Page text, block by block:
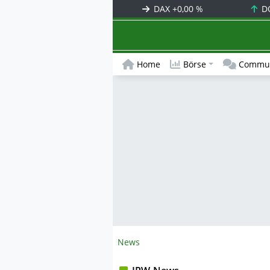
DAX +0,00 %
Home Börse
News